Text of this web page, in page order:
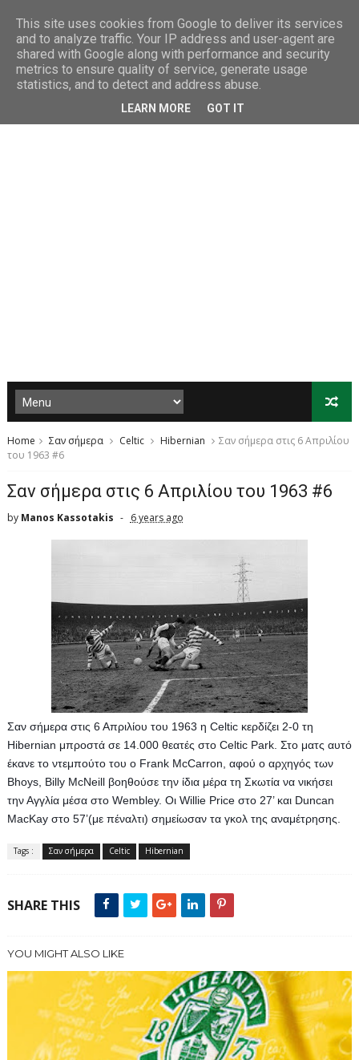
Home Σαν σήμερα Celtic Hibernian
Σαν σήμερα στις 6 Απριλίου
του 1963 #6
Σαν σήμερα στις 6 Απριλίου του 1963 #6
by Manos Kassotakis 6 years ago
Σαν σήμερα στις 6 Απριλίου του 1963 η Celtic κερδίζει 2-0 τη
Hibernian μπροστά σε 14.000 θεατές στο Celtic Park. Στο ματς αυτό
έκανε το ντεμπούτο του ο Frank McCarron, αφού ο αρχηγός των
Bhoys, Billy McNeill βοηθούσε την ίδια μέρα τη Σκωτία να νικήσει
την Αγγλία μέσα στο Wembley. Οι Willie Price στο 27’ και Duncan
MacKay στο 57’(με πέναλτι) σημείωσαν τα γκολ της αναμέτρησης.
Tags : Σαν σήμερα Celtic Hibernian
SHARE THIS
YOU MIGHT ALSO LIKE
This site uses cookies from Google to deliver its services
and to analyze traffic. Your IP address and user-agent are
shared with Google along with performance and security
metrics to ensure quality of service, generate usage
statistics, and to detect and address abuse.
LEARN MORE GOT IT